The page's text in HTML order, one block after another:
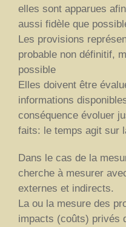
elles sont apparues
aussi fidèle que
Les provisions
probable non définitif,
possible
Elles doivent être
informations
conséquence évoluer
faits: le temps agit sur
Dans le cas de la
cherche à mesurer
externes et indirects.
La ou la mesure des
impacts (coûts) privés